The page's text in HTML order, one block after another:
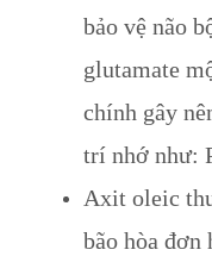
bảo vệ não
glutamate
chính gây
trí nhớ như:
Axit oleic
bão hòa đơn